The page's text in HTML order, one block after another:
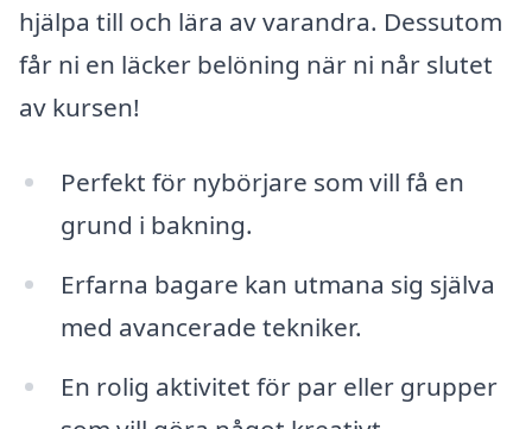
hjälpa till och lära av varandra. Dessutom
får ni en läcker belöning när ni når slutet
av kursen!
Perfekt för nybörjare som vill få en
grund i bakning.
Erfarna bagare kan utmana sig själva
med avancerade tekniker.
En rolig aktivitet för par eller grupper